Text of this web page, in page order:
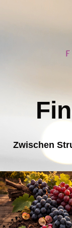
Zwischen